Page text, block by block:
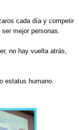
cada día y competir
mejor personas.
no hay vuelta atrás,
estatus humano.